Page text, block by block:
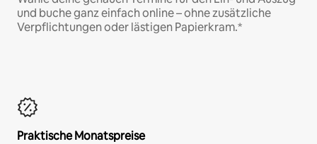
und buche ganz einfach online – ohne zusätzliche
Verpflichtungen oder lästigen Papierkram.*
Praktische Monatspreise